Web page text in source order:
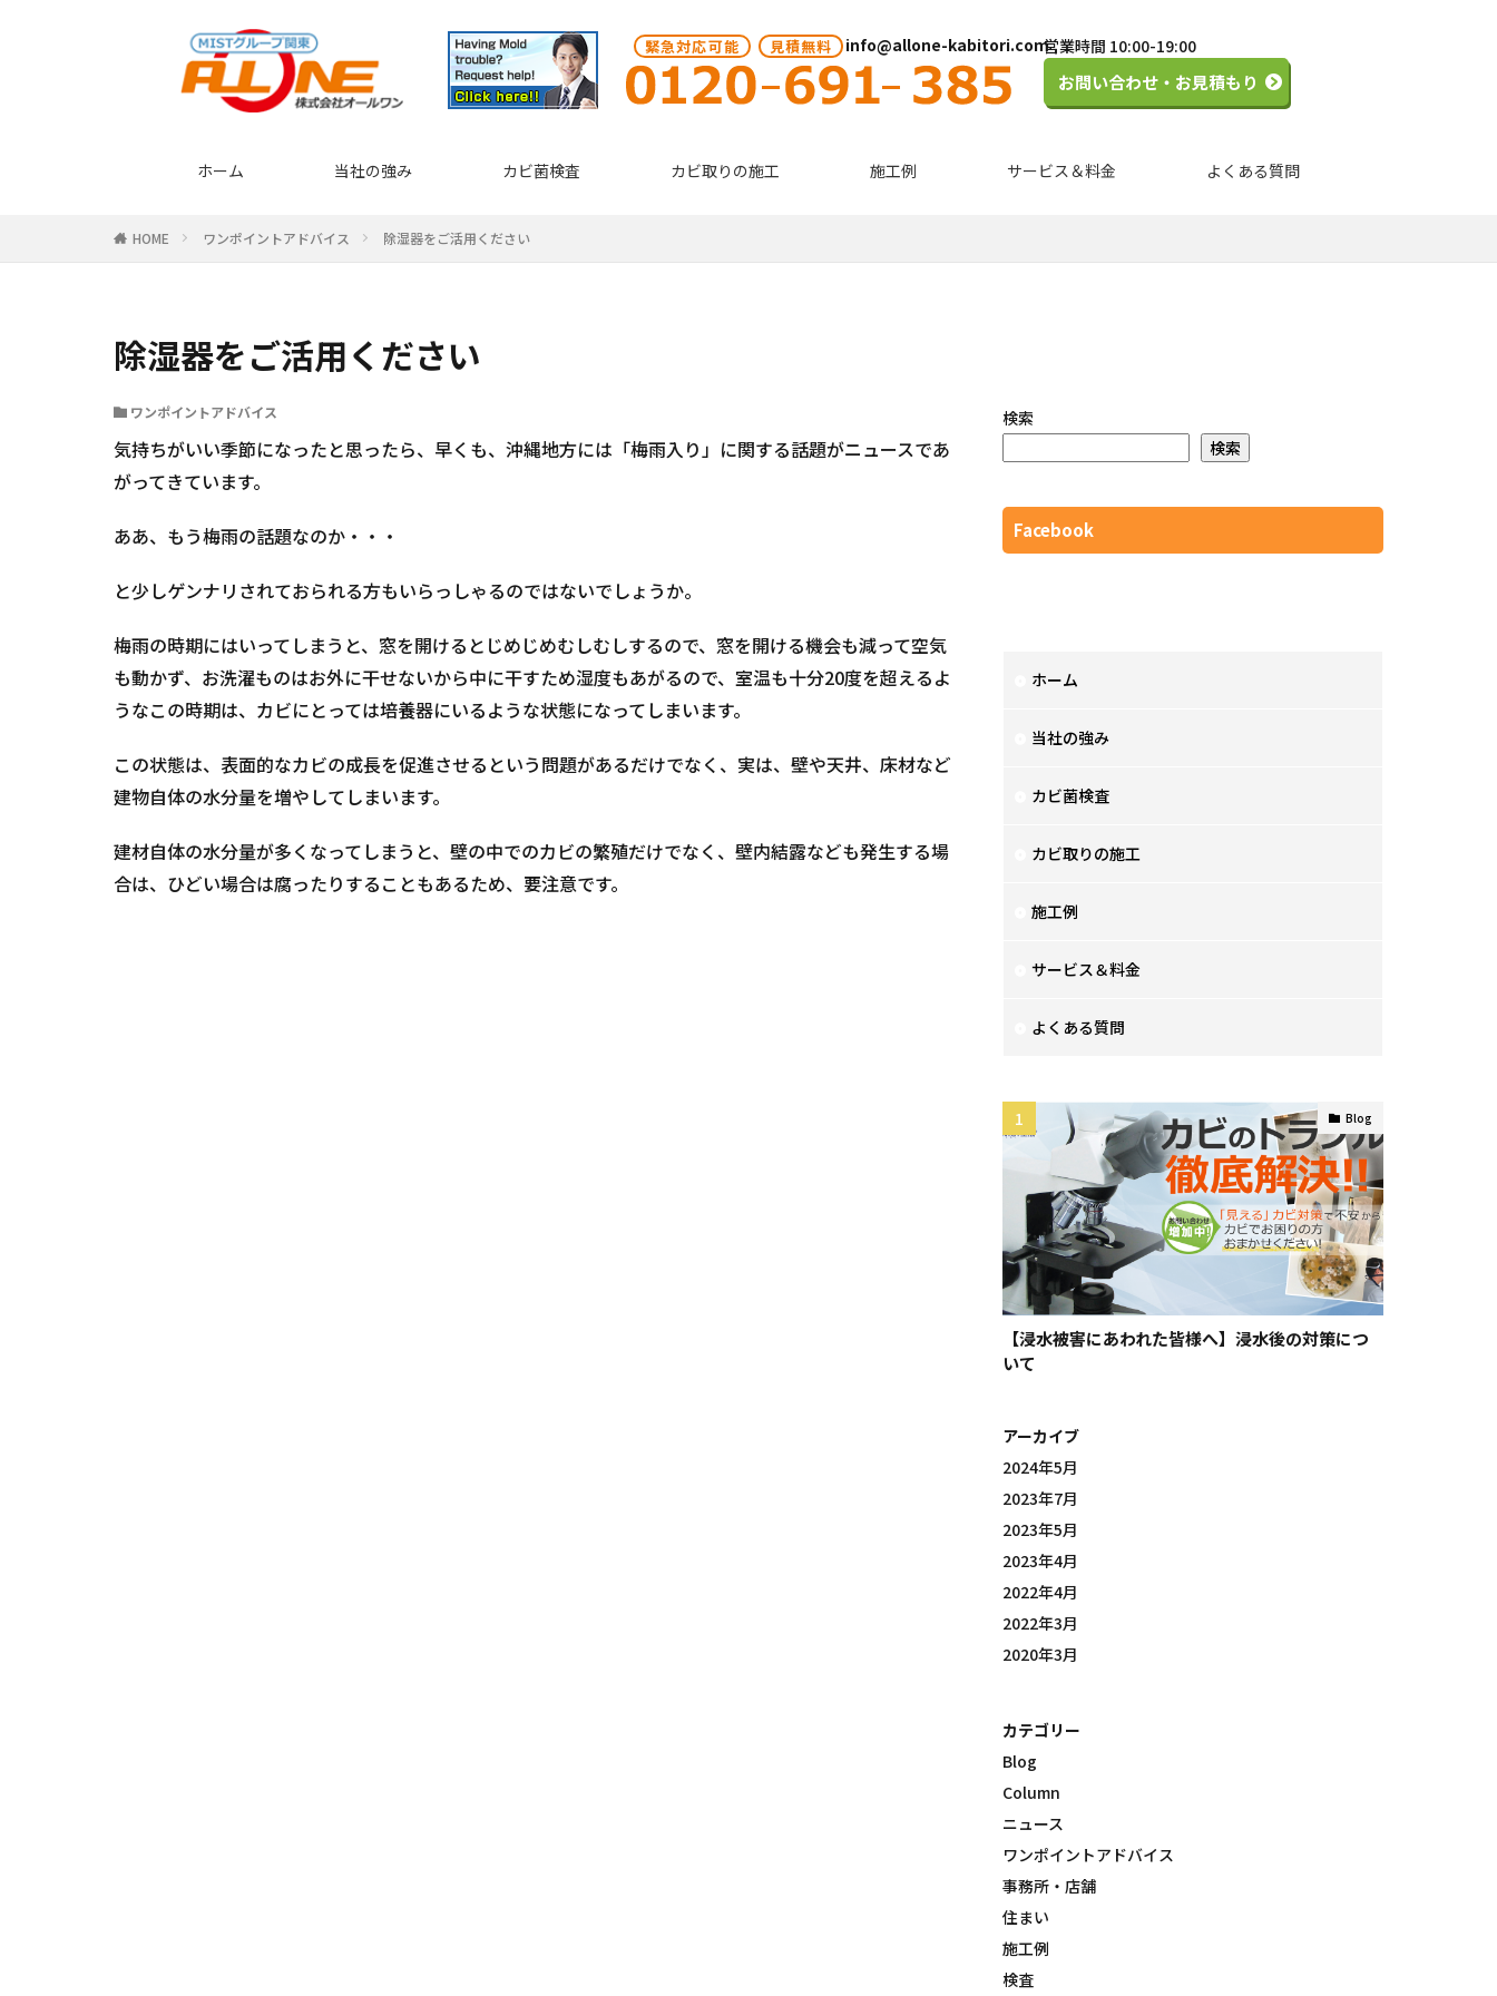
緊急対応可能 見積無料 info@allone-kabitori.com営業時間 10:00-19:00
お問い合わせ・お見積もり
ホーム 当社の強み カビ菌検査 カビ取りの施工 施工例 サービス＆料金 よくある質問
HOME ワンポイントアドバイス 除湿器をご活用ください
除湿器をご活用ください
ワンポイントアドバイス
気持ちがいい季節になったと思ったら、早くも、沖縄地方には「梅雨入り」に関する話題がニュースであ
がってきています。
ああ、もう梅雨の話題なのか・・・
と少しゲンナリされておられる方もいらっしゃるのではないでしょうか。
梅雨の時期にはいってしまうと、窓を開けるとじめじめむしむしするので、窓を開ける機会も減って空気
も動かず、お洗濯ものはお外に干せないから中に干すため湿度もあがるので、室温も十分20度を超えるよ
うなこの時期は、カビにとっては培養器にいるような状態になってしまいます。
この状態は、表面的なカビの成長を促進させるという問題があるだけでなく、実は、壁や天井、床材など
建物自体の水分量を増やしてしまいます。
建材自体の水分量が多くなってしまうと、壁の中でのカビの繁殖だけでなく、壁内結露なども発生する場
合は、ひどい場合は腐ったりすることもあるため、要注意です。
検索
検索
Facebook
ホーム
当社の強み
カビ菌検査
カビ取りの施工
施工例
サービス＆料金
よくある質問
Blog
【浸水被害にあわれた皆様へ】浸水後の対策につ
いて
アーカイブ
2024年5月
2023年7月
2023年5月
2023年4月
2022年4月
2022年3月
2020年3月
カテゴリー
Blog
Column
ニュース
ワンポイントアドバイス
事務所・店舗
住まい
施工例
検査